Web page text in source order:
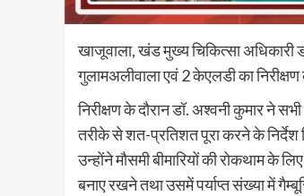
खाजूवाला, खंड मुख्य चिकित्सा
गुलामअलीवाला एवं 2 केएलडी का
निरीक्षण के दौरान डॉ. अश्वनी कुमार ने
तरीके से शत-प्रतिशत पूरा करने के निर्देश
उन्होंने मौसमी बीमारियों की रोकथाम के
बनाए रखने तथा उसमें पर्याप्त संख्या में